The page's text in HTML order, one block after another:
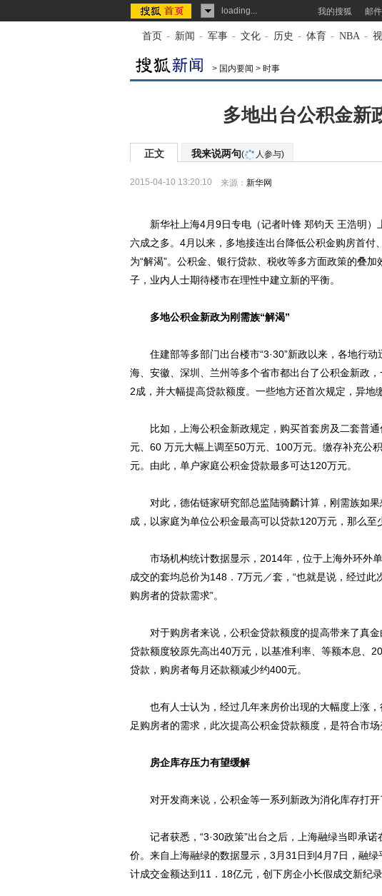
loading... 我的搜狐 邮件
首页 - 新闻 - 军事 - 文化 - 历史 - 体育 - NBA -
> 国内要闻 > 时事
多地出台公积金新
正文 我来说两句( 人参与)
2015-04-10 13:20:10 来源： 新华网
新华社上海4月9日专电（记者叶锋 郑钧天 王浩明）
六成之多。4月以来，多地接连出台降低公积金购房首
为“解渴”。公积金、银行贷款、税收等多方面政策的叠
子，业内人士期待楼市在理性中建立新的平衡。
多地公积金新政为刚需族“解渴”
住建部等多部门出台楼市“3·30”新政以来，各地行动
海、安徽、深圳、兰州等多个省市都出台了公积金新政
2成，并大幅提高贷款额度。一些地方还首次规定，异地
比如，上海公积金新政规定，购买首套房及二套普通
元、60 万元大幅上调至50万元、100万元。缴存补充公
元。由此，单户家庭公积金贷款最多可达120万元。
对此，德佑链家研究部总监陆骑麟计算，刚需族如果
成，以家庭为单位公积金最高可以贷款120万元，那么至
市场机构统计数据显示，2014年，位于上海外环外
成交的套均总价为148．7万元／套，“也就是说，经过
购房者的贷款需求”。
对于购房者来说，公积金贷款额度的提高带来了真金
贷款额度较原先高出40万元，以基准利率、等额本息、
贷款，购房者每月还款额减少约400元。
也有人士认为，经过几年来房价出现的大幅度上涨，
足购房者的需求，此次提高公积金贷款额度，是符合市场
房企库存压力有望缓解
对开发商来说，公积金等一系列新政为消化库存打开
记者获悉，“3·30政策”出台之后，上海融绿当即承诺
价。来自上海融绿的数据显示，3月31日到4月7日，融
计成交金额达到11．18亿元，创下房企小长假成交新纪录